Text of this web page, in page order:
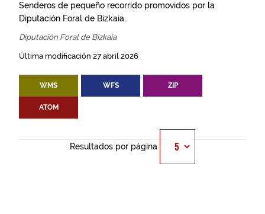
Senderos de pequeño recorrido promovidos por la
Diputación Foral de Bizkaia.
Diputación Foral de Bizkaia
Última modificación 27 abril 2026
WMS WFS ZIP
ATOM
Resultados por página